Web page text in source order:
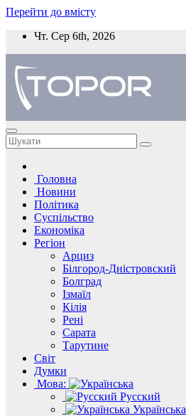
Перейти до вмісту
Чт. Сер 6th, 2026
Головна
Новини
Політика
Суспільство
Економіка
Регіон
Арциз
Білгород-Дністровский
Болград
Ізмаїл
Кілія
Рені
Сарата
Тарутине
Світ
Думки
Мова:
Русский
Українська